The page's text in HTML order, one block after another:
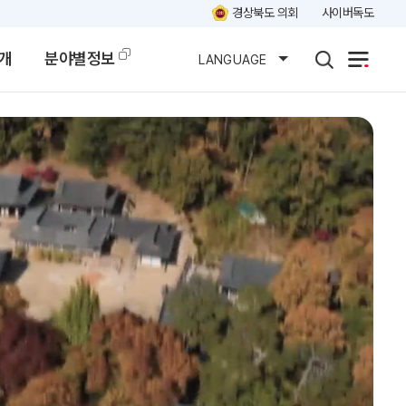
경상북도 의회 사이버독도
분야별정보 LANGUAGE